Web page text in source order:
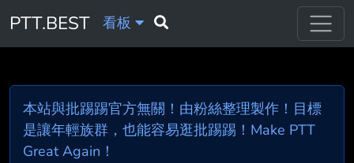
PTT.BEST 看板
本站與批踢踢官方無關！由粉絲整理製作！目標
是讓年輕族群，也能容易逛批踢踢！Make PTT
Great Again！